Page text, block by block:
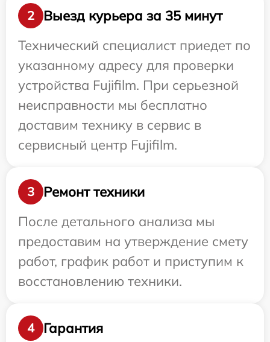
2
Выезд курьера за 35 минут
Технический специалист приедет по
указанному адресу для проверки
устройства Fujifilm. При серьезной
неисправности мы бесплатно
доставим технику в сервис в
сервисный центр Fujifilm.
3
Ремонт техники
После детального анализа мы
предоставим на утверждение смету
работ, график работ и приступим к
восстановлению техники.
4 Гарантия